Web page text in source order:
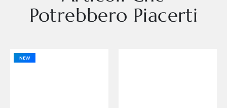
Potrebbero Piacerti
NEW